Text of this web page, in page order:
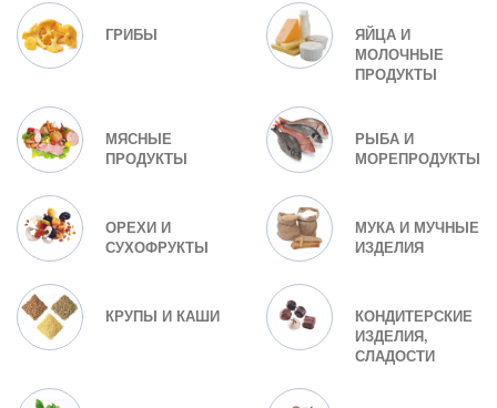
ГРИБЫ
ЯЙЦА И
МОЛОЧНЫЕ
ПРОДУКТЫ
МЯСНЫЕ
ПРОДУКТЫ
РЫБА И
МОРЕПРОДУКТЫ
ОРЕХИ И
СУХОФРУКТЫ
МУКА И МУЧНЫЕ
ИЗДЕЛИЯ
КРУПЫ И КАШИ
КОНДИТЕРСКИЕ
ИЗДЕЛИЯ,
СЛАДОСТИ